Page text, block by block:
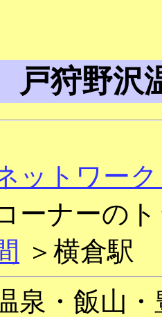
狩野沢
ットワー
コーナーの
＞横倉駅
泉・飯山・